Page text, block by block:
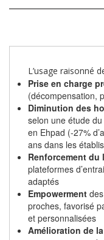
L’usage raisonné
Prise en charge
(décompensation,
Diminution des
selon une étude
en Ehpad (-27%
ans dans les
Renforcement du
plateformes
adaptés
Empowerment
proches, favorisé
et personnalisées
Amélioration de